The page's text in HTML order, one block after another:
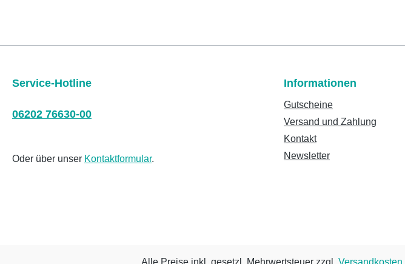
Service-Hotline
06202 76630-00
Oder über unser Kontaktformular.
Informationen
Gutscheine
Versand und Zahlung
Kontakt
Newsletter
Alle Preise inkl. gesetzl. Mehrwertsteuer zzgl. Versandkosten